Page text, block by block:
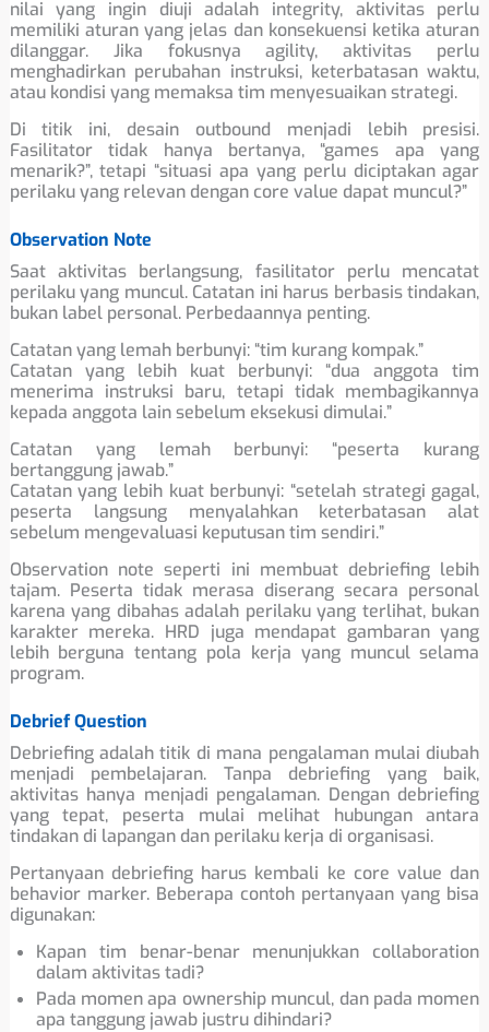
nilai yang ingin diuji adalah integrity, aktivitas perlu
memiliki aturan yang jelas dan konsekuensi ketika aturan
dilanggar. Jika fokusnya agility, aktivitas perlu
menghadirkan perubahan instruksi, keterbatasan waktu,
atau kondisi yang memaksa tim menyesuaikan strategi.
Di titik ini, desain outbound menjadi lebih presisi.
Fasilitator tidak hanya bertanya, “games apa yang
menarik?”, tetapi “situasi apa yang perlu diciptakan agar
perilaku yang relevan dengan core value dapat muncul?”
Observation Note
Saat aktivitas berlangsung, fasilitator perlu mencatat
perilaku yang muncul. Catatan ini harus berbasis tindakan,
bukan label personal. Perbedaannya penting.
Catatan yang lemah berbunyi: “tim kurang kompak.”
Catatan yang lebih kuat berbunyi: “dua anggota tim
menerima instruksi baru, tetapi tidak membagikannya
kepada anggota lain sebelum eksekusi dimulai.”
Catatan yang lemah berbunyi: “peserta kurang
bertanggung jawab.”
Catatan yang lebih kuat berbunyi: “setelah strategi gagal,
peserta langsung menyalahkan keterbatasan alat
sebelum mengevaluasi keputusan tim sendiri.”
Observation note seperti ini membuat debriefing lebih
tajam. Peserta tidak merasa diserang secara personal
karena yang dibahas adalah perilaku yang terlihat, bukan
karakter mereka. HRD juga mendapat gambaran yang
lebih berguna tentang pola kerja yang muncul selama
program.
Debrief Question
Debriefing adalah titik di mana pengalaman mulai diubah
menjadi pembelajaran. Tanpa debriefing yang baik,
aktivitas hanya menjadi pengalaman. Dengan debriefing
yang tepat, peserta mulai melihat hubungan antara
tindakan di lapangan dan perilaku kerja di organisasi.
Pertanyaan debriefing harus kembali ke core value dan
behavior marker. Beberapa contoh pertanyaan yang bisa
digunakan:
Kapan tim benar-benar menunjukkan collaboration
dalam aktivitas tadi?
Pada momen apa ownership muncul, dan pada momen
apa tanggung jawab justru dihindari?